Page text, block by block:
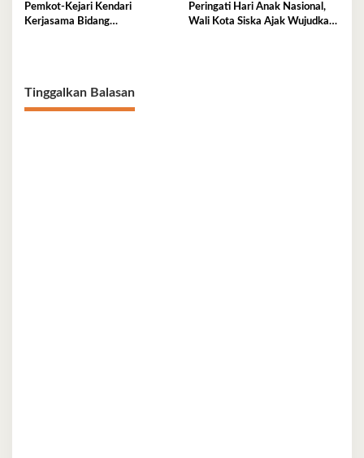
Pemkot-Kejari Kendari
Kerjasama Bidang
Peringati Hari Anak Nasional,
Wali Kota Siska Ajak Wujudkan
Tinggalkan Balasan